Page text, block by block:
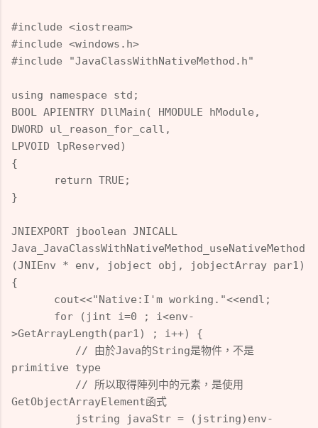
#include <iostream>
#include <windows.h>
#include "JavaClassWithNativeMethod.h"
using namespace std;
BOOL APIENTRY DllMain( HMODULE hModule,
DWORD ul_reason_for_call,
LPVOID lpReserved)
{
return TRUE;
}
JNIEXPORT jboolean JNICALL
Java_JavaClassWithNativeMethod_useNativeMethod
(JNIEnv * env, jobject obj, jobjectArray par1)
{
cout<<"Native:I'm working."<<endl;
for (jint i=0 ; i<env-
>GetArrayLength(par1) ; i++) {
// 由於Java的String是物件，不是
primitive type
// 所以取得陣列中的元素，是使用
GetObjectArrayElement函式
jstring javaStr = (jstring)env-